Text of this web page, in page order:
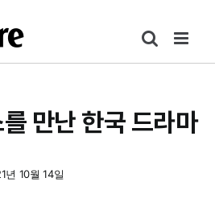
만난 한국 드라마
년 10월 14일